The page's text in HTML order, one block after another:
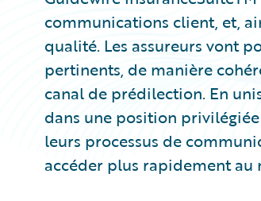
communications client, et,
qualité. Les assureurs vont
pertinents, de manière
canal de prédilection. En
dans une position
leurs processus de
accéder plus rapidement au